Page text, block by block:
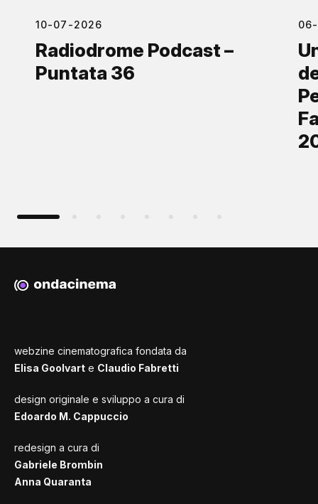
10-07-2026
Radiodrome Podcast –
Puntata 36
webzine cinematografica fondata da
Elisa Goolvart e Claudio Fabretti
design originale e sviluppo a cura di
Edoardo M. Cappuccio
redesign a cura di
Gabriele Brombin
Anna Quaranta